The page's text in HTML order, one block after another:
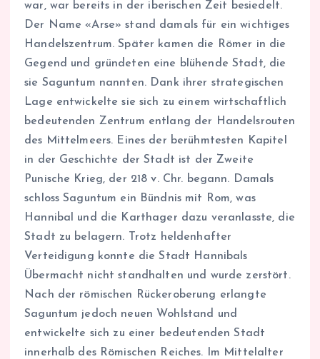
war, war bereits in der iberischen Zeit besiedelt.
Der Name «Arse» stand damals für ein wichtiges
Handelszentrum. Später kamen die Römer in die
Gegend und gründeten eine blühende Stadt, die
sie Saguntum nannten. Dank ihrer strategischen
Lage entwickelte sie sich zu einem wirtschaftlich
bedeutenden Zentrum entlang der Handelsrouten
des Mittelmeers. Eines der berühmtesten Kapitel
in der Geschichte der Stadt ist der Zweite
Punische Krieg, der 218 v. Chr. begann. Damals
schloss Saguntum ein Bündnis mit Rom, was
Hannibal und die Karthager dazu veranlasste, die
Stadt zu belagern. Trotz heldenhafter
Verteidigung konnte die Stadt Hannibals
Übermacht nicht standhalten und wurde zerstört.
Nach der römischen Rückeroberung erlangte
Saguntum jedoch neuen Wohlstand und
entwickelte sich zu einer bedeutenden Stadt
innerhalb des Römischen Reiches. Im Mittelalter